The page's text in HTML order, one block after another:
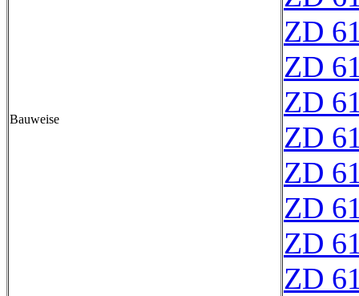
Bauweise
ZD
ZD
ZD
ZD
ZD
ZD
ZD
ZD